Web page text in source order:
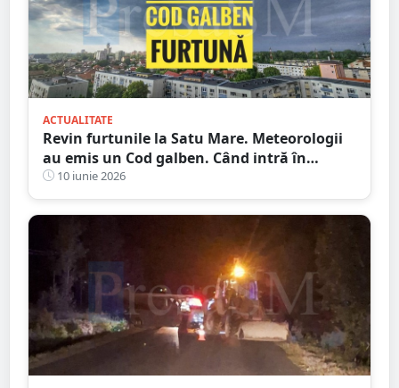
ACTUALITATE
Revin furtunile la Satu Mare. Meteorologii
au emis un Cod galben. Când intră în
vigoare
10 iunie 2026